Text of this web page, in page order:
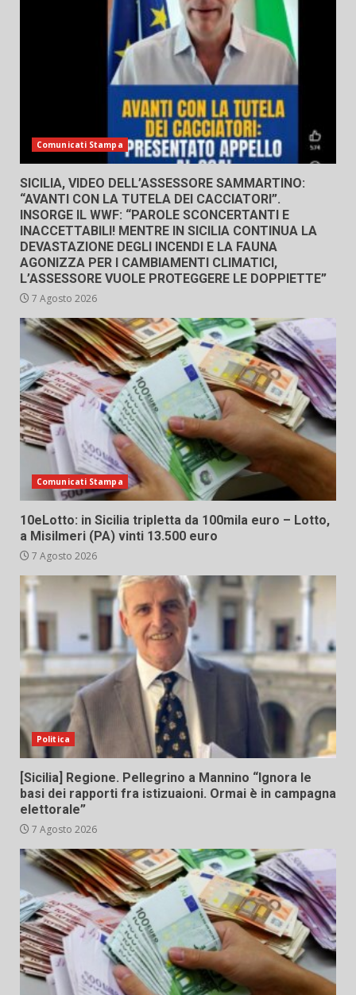
Comunicati Stampa
SICILIA, VIDEO DELL’ASSESSORE SAMMARTINO:
“AVANTI CON LA TUTELA DEI CACCIATORI”.
INSORGE IL WWF: “PAROLE SCONCERTANTI E
INACCETTABILI! MENTRE IN SICILIA CONTINUA LA
DEVASTAZIONE DEGLI INCENDI E LA FAUNA
AGONIZZA PER I CAMBIAMENTI CLIMATICI,
L’ASSESSORE VUOLE PROTEGGERE LE DOPPIETTE”
7 Agosto 2026
Comunicati Stampa
10eLotto: in Sicilia tripletta da 100mila euro – Lotto,
a Misilmeri (PA) vinti 13.500 euro
7 Agosto 2026
Politica
[Sicilia] Regione. Pellegrino a Mannino “Ignora le
basi dei rapporti fra istizuaioni. Ormai è in campagna
elettorale”
7 Agosto 2026